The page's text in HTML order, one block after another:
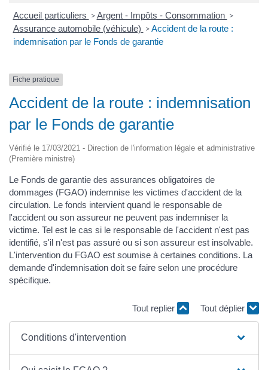
Accueil particuliers > Argent - Impôts - Consommation >
Assurance automobile (véhicule) > Accident de la route :
indemnisation par le Fonds de garantie
Fiche pratique
Accident de la route : indemnisation
par le Fonds de garantie
Vérifié le 17/03/2021 - Direction de l'information légale et administrative
(Première ministre)
Le Fonds de garantie des assurances obligatoires de
dommages (FGAO) indemnise les victimes d'accident de la
circulation. Le fonds intervient quand le responsable de
l'accident ou son assureur ne peuvent pas indemniser la
victime. Tel est le cas si le responsable de l'accident n'est pas
identifié, s'il n'est pas assuré ou si son assureur est insolvable.
L'intervention du FGAO est soumise à certaines conditions. La
demande d'indemnisation doit se faire selon une procédure
spécifique.
Tout replier Tout déplier
Conditions d'intervention